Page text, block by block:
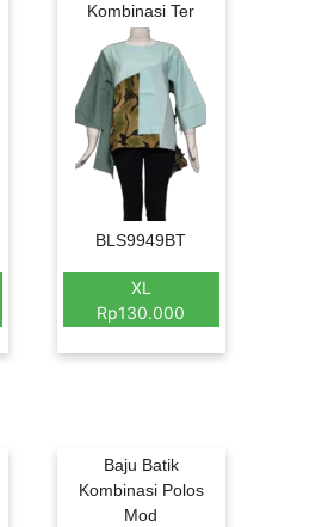
Kombinasi Ter
BLS9949BT
XL
Rp130.000
Baju Batik
Kombinasi Polos
Mod